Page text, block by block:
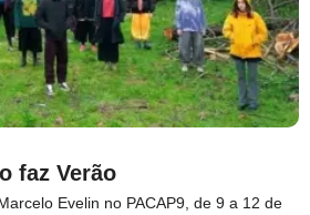
faz Verão
Evelin no PACAP9, de 9 a 12 de